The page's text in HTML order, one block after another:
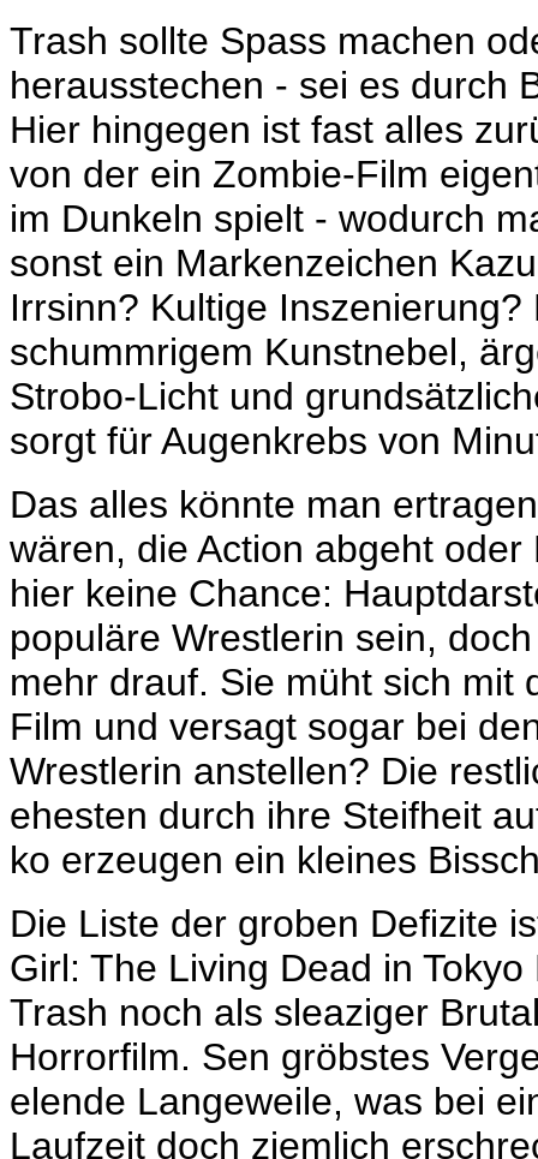
Trash sollte Spass machen
herausstechen - sei es durch
Hier hingegen ist fast alles
von der ein Zombie-Film
im Dunkeln spielt - wodurch
sonst ein Markenzeichen
Irrsinn? Kultige
schummrigem Kunstnebel,
Strobo-Licht und
sorgt für Augenkrebs von
Das alles könnte man
wären, die Action abgeht
hier keine Chance:
populäre Wrestlerin sein,
mehr drauf. Sie müht sich mit
Film und versagt sogar bei
Wrestlerin anstellen? Die
ehesten durch ihre Steifheit
ko erzeugen ein kleines
Die Liste der groben Defizite
Girl: The Living Dead in
Trash noch als sleaziger
Horrorfilm. Sen gröbstes
elende Langeweile, was bei
Laufzeit doch ziemlich